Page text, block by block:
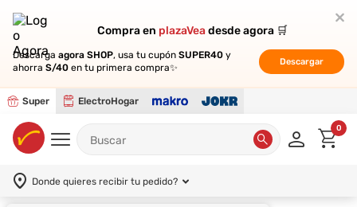
Compra en plazaVeadesde agora 🛒
Descarga agora SHOP, usa tu cupón SUPER40 y
ahorra S/40 en tu primera compra✨
Descargar
Super ElectroHogar
Compra en plazaVeadesde agora 🛒
Descarga agora SHOP, usa tu cupón SUPER40 y
ahorra S/40 en tu primera compra✨
Descargar
0
Donde quieres recibir tu pedido?